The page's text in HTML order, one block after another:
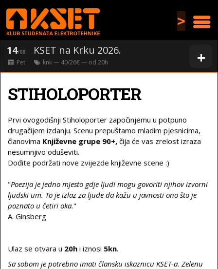
>
+
14/08 KSET na Krku 2026.
Pet knk— 40/26€ — od 20h
STIHOLOPORTER
Prvi ovogodišnji Stiholoporter započinjemu u potpuno
drugačijem izdanju. Scenu prepuštamo mladim pjesnicima,
članovima Književne grupe 90+, čija će vas zrelost izraza
nesumnjivo oduševiti.
Dođite podržati nove zvijezde književne scene :)
"Poezija je jedno mjesto gdje ljudi mogu govoriti njihov izvorni
ljudski um. To je izlaz za ljude da kažu u javnosti ono što je
poznato u četiri oka."
A. Ginsberg
Ulaz se otvara u 20h i iznosi 5kn.
Sa sobom je potrebno imati člansku iskaznicu KSET-a. Zelenu